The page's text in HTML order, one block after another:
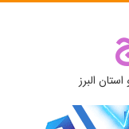
البرز